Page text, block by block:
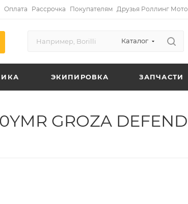
Оплата Рассрочка Покупателям Друзья Роллинг Мото
Каталог
ЭКИПИРОВКА ЗАПЧАСТИ
GROZA